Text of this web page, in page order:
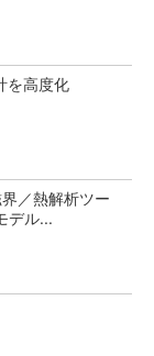
を高度化
／熱解析ツー
デル...